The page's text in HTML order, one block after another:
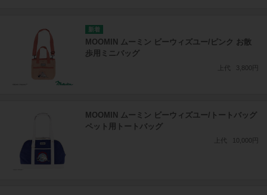
MOOMIN ムーミン ビーウィズユー/ピンク お散
歩用ミニバッグ
上代 3,800円
MOOMIN ムーミン ビーウィズユー/トートバッグ
ペット用トートバッグ
上代 10,000円